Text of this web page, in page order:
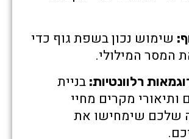
שימוש נכון בשפת גוף כדי
המסר המילולי.
רלוונטיות: בניית
ותיאורי מקרים מחיי
שלכם שימחישו את